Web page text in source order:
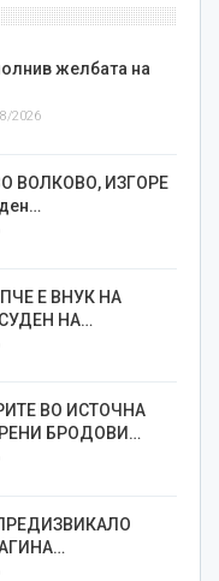
желбата на
2026
ВОЛКОВО, ИЗГОРЕ
Е ВНУК НА
НА…
ВО ИСТОЧНА
БРОДОВИ…